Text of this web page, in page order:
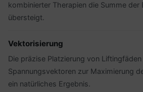
kombinierter Therapien die Summe der
übersteigt.
Vektorisierung
Die präzise Platzierung von
Spannungsvektoren zur Maximierung
ein natürliches Ergebnis.